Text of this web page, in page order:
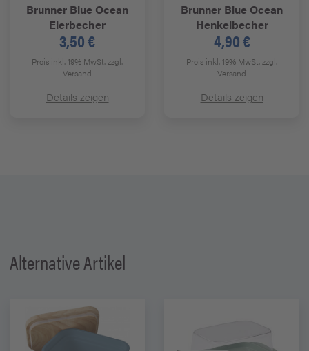
Brunner Blue Ocean
Eierbecher
3,50 €
Preis inkl. 19% MwSt.zzgl.
Versand
Details zeigen
Brunner Blue Ocean
Henkelbecher
4,90 €
Preis inkl. 19% MwSt.zzgl.
Versand
Details zeigen
Alternative Artikel